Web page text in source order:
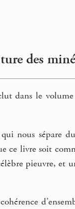
des
dans le
nous sépare du
ce livre soit
pieuvre, et